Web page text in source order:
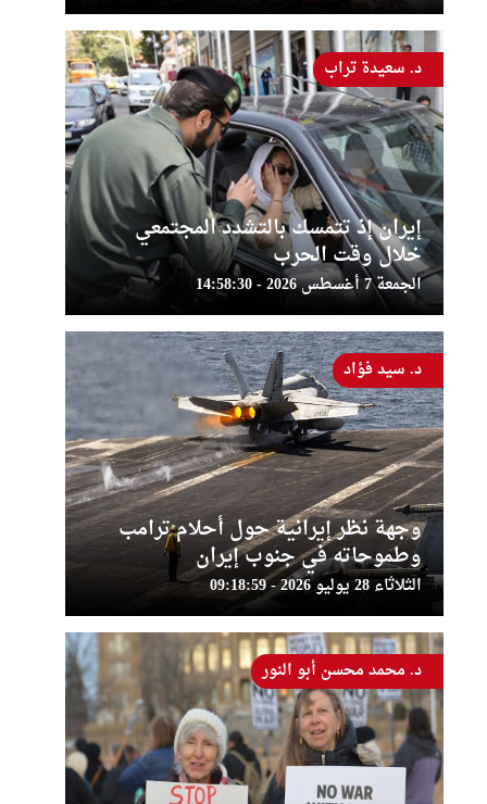
إيران إذ تتمسك بالتشدد المجتمعي
خلال وقت الحرب
الجمعة 7 أغسطس 2026 - 14:58:30
د. سعيدة تراب
وجهة نظر إيرانية حول أحلام ترامب
وطموحاته في جنوب إيران
الثلاثاء 28 يوليو 2026 - 09:18:59
د. سيد فؤاد
د. محمد محسن أبو النور